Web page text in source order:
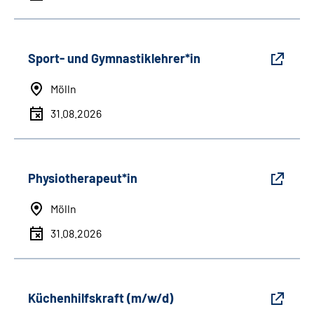
Sport- und Gymnastiklehrer*in
Mölln
31.08.2026
Physiotherapeut*in
Mölln
31.08.2026
Küchenhilfskraft (m/w/d)